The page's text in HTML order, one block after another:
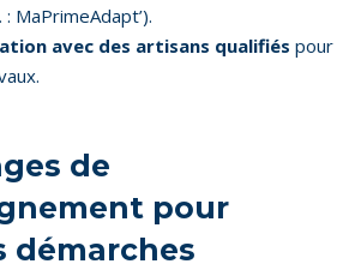
MaPrimeAdapt’).
avec des artisans qualifiés pour
de
pour
démarches